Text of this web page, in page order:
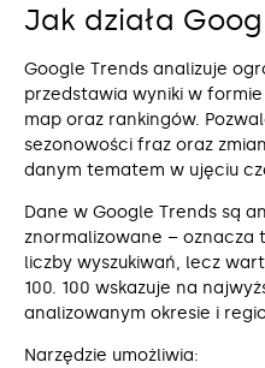
Jak działa
Google Trends analizuje
przedstawia wyniki w
map oraz rankingów.
sezonowości fraz oraz
danym tematem w ujęciu
Dane w Google Trends są
znormalizowane – oznacza
liczby wyszukiwań, lecz
100. 100 wskazuje na
analizowanym okresie i
Narzędzie umożliwia: